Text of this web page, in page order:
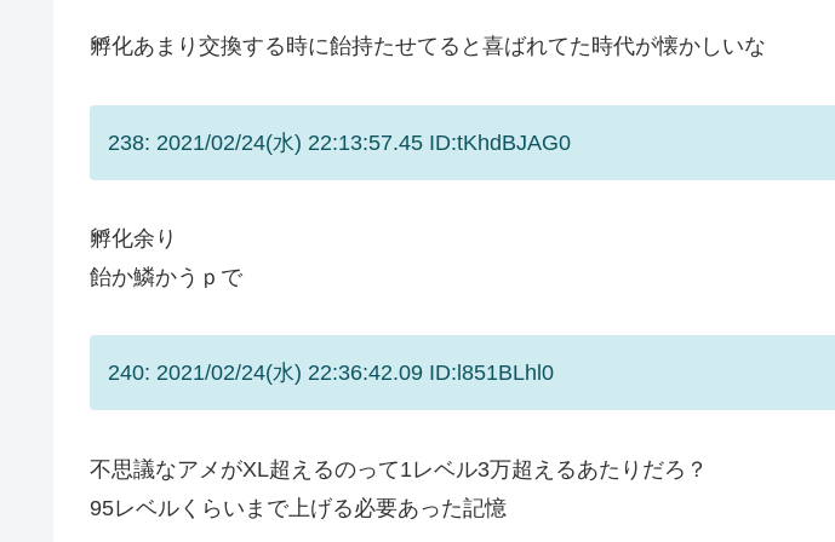
孵化あまり交換する時に飴持たせてると喜ばれてた時代が懐かしいな
238: 2021/02/24(水) 22:13:57.45 ID:tKhdBJAG0
孵化余り
飴か鱗かうｐで
240: 2021/02/24(水) 22:36:42.09 ID:l851BLhl0
不思議なアメがXL超えるのって1レベル3万超えるあたりだろ？
95レベルくらいまで上げる必要あった記憶